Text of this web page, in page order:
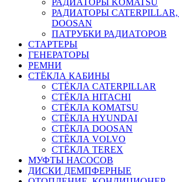
РАДИАТОРЫ CATERPILLAR,
DOOSAN
ПАТРУБКИ РАДИАТОРОВ
СТАРТЕРЫ
ГЕНЕРАТОРЫ
РЕМНИ
СТЁКЛА КАБИНЫ
СТЁКЛА CATERPILLAR
СТЁКЛА HITACHI
СТЁКЛА KOMATSU
СТЁКЛА HYUNDAI
СТЁКЛА DOOSAN
СТЁКЛА VOLVO
СТЁКЛА TEREX
МУФТЫ НАСОСОВ
ДИСКИ ДЕМПФЕРНЫЕ